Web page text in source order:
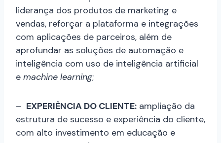
liderança dos produtos de marketing e
vendas, reforçar a plataforma e integrações
com aplicações de parceiros, além de
aprofundar as soluções de automação e
inteligência com uso de inteligência artificial
e machine learning​;
– EXPERIÊNCIA DO CLIENTE: ampliação da
estrutura de sucesso e experiência do cliente,
com alto investimento em educação e